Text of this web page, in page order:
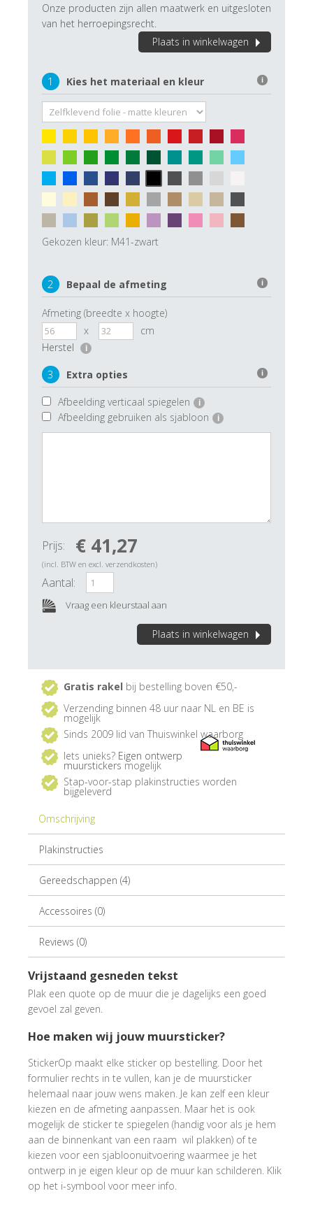
Onze producten zijn allen maatwerk en uitgesloten
van het herroepingsrecht.
Plaats in winkelwagen
1 Kies het materiaal en kleur i
Gekozen kleur: M41-zwart
2 Bepaal de afmeting i
Afmeting (breedte x hoogte)
x
cm
Herstel
i
3 Extra opties i
Afbeelding verticaal spiegelen i
Afbeelding gebruiken als sjabloon i
Plaats in winkelwagen
Prijs: € 41,27
(incl. BTW en excl. verzendkosten)
Aantal:
Vraag een kleurstaal aan
Gratis rakel bij bestelling boven €50,-
Verzending binnen 48 uur naar NL en BE is
mogelijk
Sinds 2009 lid van Thuiswinkel waarborg
Iets unieks? Eigen ontwerp
muurstickers mogelijk
Stap-voor-stap plakinstructies worden
bijgeleverd
Omschrijving
Plakinstructies
Gereedschappen (4)
Accessoires (0)
Reviews (0)
Vrijstaand gesneden tekst
Plak een quote op de muur die je dagelijks een goed
gevoel zal geven.
Hoe maken wij jouw muursticker?
StickerOp maakt elke sticker op bestelling. Door het
formulier rechts in te vullen, kan je de muursticker
helemaal naar jouw wens maken. Je kan zelf een kleur
kiezen en de afmeting aanpassen. Maar het is ook
mogelijk de sticker te spiegelen (handig voor als je hem
aan de binnenkant van een raam wil plakken) of te
kiezen voor een sjabloonuitvoering waarmee je het
ontwerp in je eigen kleur op de muur kan schilderen. Klik
op het i-symbool voor meer info.